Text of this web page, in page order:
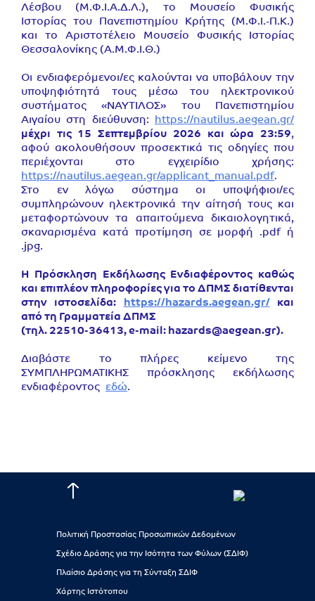
Λέσβου (Μ.Φ.Ι.Α.Δ.Λ.), το Μουσείο Φυσικής
Ιστορίας του Πανεπιστημίου Κρήτης (Μ.Φ.Ι.-Π.Κ.)
και το Αριστοτέλειο Μουσείο Φυσικής Ιστορίας
Θεσσαλονίκης (Α.Μ.Φ.Ι.Θ.)
Οι ενδιαφερόμενοι/ες καλούνται να υποβάλουν την
υποψηφιότητά τους μέσω του ηλεκτρονικού
συστήματος «ΝΑΥΤΙΛΟΣ» του Πανεπιστημίου
Αιγαίου στη διεύθυνση: https://nautilus.aegean.gr/
μέχρι τις 15 Σεπτεμβρίου 2026 και ώρα 23:59,
αφού ακολουθήσουν προσεκτικά τις οδηγίες που
περιέχονται στο εγχειρίδιο χρήσης:
https://nautilus.aegean.gr/applicant_manual.pdf.
Στο εν λόγω σύστημα οι υποψήφιοι/ες
συμπληρώνουν ηλεκτρονικά την αίτησή τους και
μεταφορτώνουν τα απαιτούμενα δικαιολογητικά,
σκαναρισμένα κατά προτίμηση σε μορφή .pdf ή
.jpg.
Η Πρόσκληση Εκδήλωσης Ενδιαφέροντος καθώς
και επιπλέον πληροφορίες για το ΔΠΜΣ διατίθενται
στην ιστοσελίδα: https://hazards.aegean.gr/ και
από τη Γραμματεία ΔΠΜΣ
(τηλ. 22510-36413, e-mail: hazards@aegean.gr).
Διαβάστε το πλήρες κείμενο της
ΣΥΜΠΛΗΡΩΜΑΤΙΚΗΣ πρόσκλησης εκδήλωσης
ενδιαφέροντος εδώ.
Πολιτική Προστασίας Προσωπικών Δεδομένων
Σχέδιο Δράσης για την Ισότητα των Φύλων (ΣΔΙΦ)
Πλαίσιο Δράσης για τη Σύνταξη ΣΔΙΦ
Χάρτης Ιστότοπου